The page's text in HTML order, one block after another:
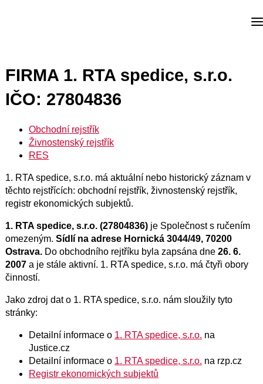
FIRMA 1. RTA spedice, s.r.o.
IČO: 27804836
Obchodní rejstřík
Živnostenský rejstřík
RES
1. RTA spedice, s.r.o. má aktuální nebo historický záznam v
těchto rejstřících: obchodní rejstřík, živnostenský rejstřík,
registr ekonomických subjektů.
1. RTA spedice, s.r.o. (27804836)je Společnost s ručením
omezeným. Sídlí na adrese Hornická 3044/49, 70200
Ostrava. Do obchodního rejtříku byla zapsána dne 26. 6.
2007a je stále aktivní. 1. RTA spedice, s.r.o. má čtyři obory
činností.
Jako zdroj dat o 1. RTA spedice, s.r.o. nám sloužily tyto
stránky:
Detailní informace o 1. RTA spedice, s.r.o. na
Justice.cz
Detailní informace o 1. RTA spedice, s.r.o. na rzp.cz
Registr ekonomických subjektů